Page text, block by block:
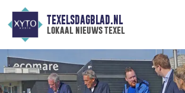
TEXELSDAGBLAD.NL
lokaal nieuws texel